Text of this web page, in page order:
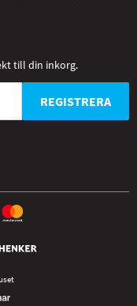
till din inkorg.
REGISTRERA